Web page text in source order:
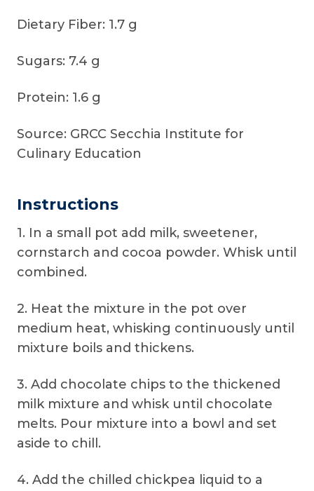
Dietary Fiber: 1.7 g
Sugars: 7.4 g
Protein: 1.6 g
Source: GRCC Secchia Institute for
Culinary Education
Instructions
1. In a small pot add milk, sweetener,
cornstarch and cocoa powder. Whisk until
combined.
2. Heat the mixture in the pot over
medium heat, whisking continuously until
mixture boils and thickens.
3. Add chocolate chips to the thickened
milk mixture and whisk until chocolate
melts. Pour mixture into a bowl and set
aside to chill.
4. Add the chilled chickpea liquid to a